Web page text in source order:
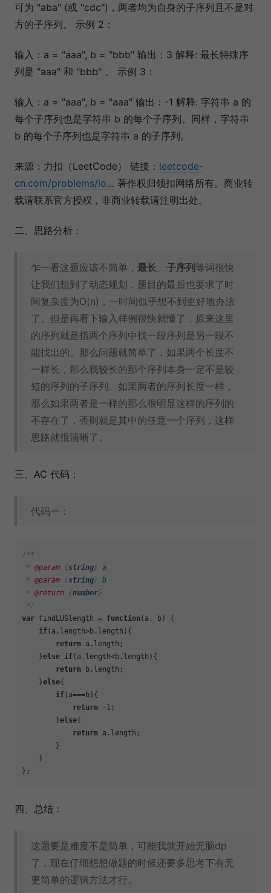
可为 "aba" (或 "cdc")，两者均为自身的子序列且不是对
方的子序列。 示例 2：
输入：a = "aaa", b = "bbb" 输出：3 解释: 最长特殊序
列是 "aaa" 和 "bbb" 。 示例 3：
输入：a = "aaa", b = "aaa" 输出：-1 解释: 字符串 a 的
每个子序列也是字符串 b 的每个子序列。同样，字符串
b 的每个子序列也是字符串 a 的子序列。
来源：力扣（LeetCode） 链接： leetcode-
cn.com/problems/lo… 著作权归领扣网络所有。商业转
载请联系官方授权，非商业转载请注明出处。
二、思路分析：
乍一看这题应该不简单， 最长 子序列等词很快
让我们想到了动态规划，题目的最后也要求了时
间复杂度为O(n)，一时间似乎想不到更好地办法
了。但是再看下输入样例很快就懂了，原来这里
的序列就是指两个序列中找一段序列是另一段不
能找出的。那么问题就简单了，如果两个长度不
一样长，那么我较长的那个序列本身一定不是较
短的序列的子序列。如果两者的序列长度一样，
那么如果两者是一样的那么很明显这样的序列的
不存在了，否则就是其中的任意一个序列，这样
思路就很清晰了。
三、AC 代码：
代码一：
/**
* @param {string} a
* @param {string} b
* @return {number}
*/
var findLUSlength = function ( a, b) {
if(a. length>b. length ){
return a. length ;
    }
else if(a. length<b. length ){
return b. length ;
    }
else{
if(a===b){
return - 1 ;
        }
else{
return a. length ;
        }
    }
四、总结：
这题要是难度不是简单，可能我就开始无脑dp
了，现在仔细想想做题的时候还要多思考下有无
更简单的逻辑方法才行。